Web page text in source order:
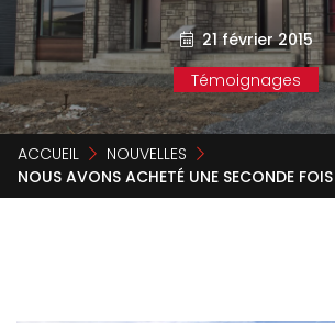
21 février 2015
Témoignages
ACCUEIL
NOUVELLES
NOUS AVONS ACHETÉ UNE SECONDE FOIS